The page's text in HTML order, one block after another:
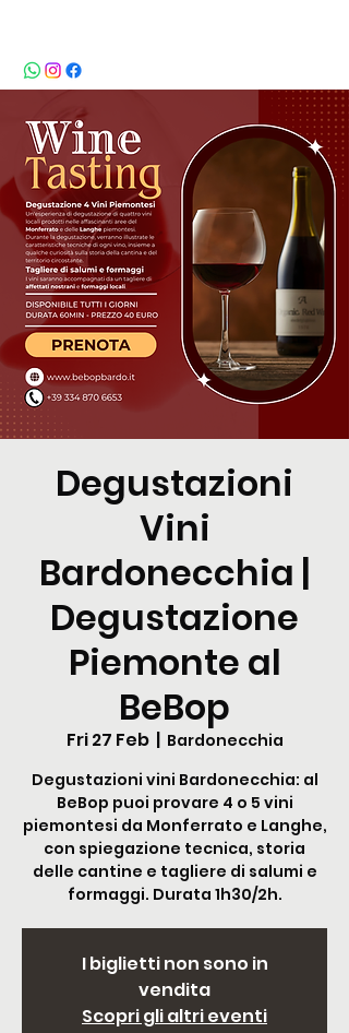
Degustazioni
Vini
Bardonecchia |
Degustazione
Piemonte al
BeBop
Fri 27 Feb
  |
Bardonecchia
Degustazioni vini Bardonecchia: al
BeBop puoi provare 4 o 5 vini
piemontesi da Monferrato e Langhe,
con spiegazione tecnica, storia
delle cantine e tagliere di salumi e
formaggi. Durata 1h30/2h.
I biglietti non sono in
vendita
Scopri gli altri eventi